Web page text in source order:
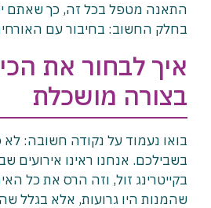
התאנה מטפל בכל זה, כך שאתם
בחלק החשוב: בחיבור עם
איך לבחור את
בצורה מושכלת
בואו נעמוד על נקודה חשובה: לא
בשבילכם. אנחנו ראינו אירועים
בקייטרינג זול, וזה הרס את כל
שהמנות היו גרועות, אלא בגלל